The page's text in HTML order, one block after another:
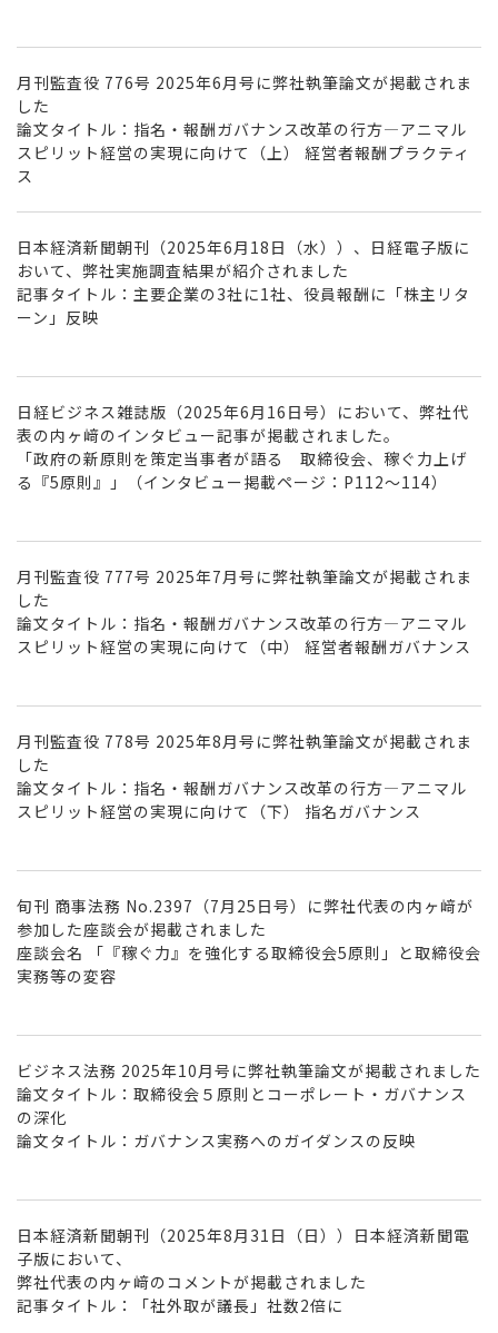
月刊監査役 776号 2025年6月号に弊社執筆論文が掲載されま
した
論文タイトル：指名・報酬ガバナンス改革の行方―アニマル
スピリット経営の実現に向けて（上） 経営者報酬プラクティ
ス
日本経済新聞朝刊（2025年6月18日（水））、日経電子版に
おいて、弊社実施調査結果が紹介されました
記事タイトル：主要企業の3社に1社、役員報酬に「株主リタ
ーン」反映
日経ビジネス雑誌版（2025年6月16日号）において、弊社代
表の内ヶ﨑のインタビュー記事が掲載されました。
「政府の新原則を策定当事者が語る 取締役会、稼ぐ力上げ
る『5原則』」（インタビュー掲載ページ：P112～114）
月刊監査役 777号 2025年7月号に弊社執筆論文が掲載されま
した
論文タイトル：指名・報酬ガバナンス改革の行方―アニマル
スピリット経営の実現に向けて（中） 経営者報酬ガバナンス
月刊監査役 778号 2025年8月号に弊社執筆論文が掲載されま
した
論文タイトル：指名・報酬ガバナンス改革の行方―アニマル
スピリット経営の実現に向けて（下） 指名ガバナンス
旬刊 商事法務 No.2397（7月25日号）に弊社代表の内ヶ﨑が
参加した座談会が掲載されました
座談会名 「『稼ぐ力』を強化する取締役会5原則」と取締役会
実務等の変容
ビジネス法務 2025年10月号に弊社執筆論文が掲載されました
論文タイトル：取締役会５原則とコーポレート・ガバナンス
の深化
論文タイトル：ガバナンス実務へのガイダンスの反映
日本経済新聞朝刊（2025年8月31日（日））日本経済新聞電
子版において、
弊社代表の内ヶ﨑のコメントが掲載されました
記事タイトル：「社外取が議長」社数2倍に